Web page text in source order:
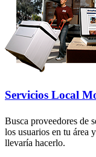
Servicios Local
Busca proveedores de
los usuarios en tu área
llevaría hacerlo.